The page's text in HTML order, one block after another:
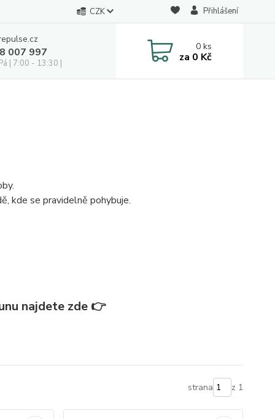
CZK Přihlášení
007 997
| 7:00 - 13:30 |
0ks
za 0 Kč
kde se pravidelně pohybuje.
najdete zde 👉
strana z 1